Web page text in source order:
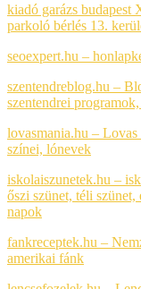
kiadó garázs
parkoló bérlés 13.
seoexpert.hu –
szentendreblog.hu –
szentendrei
lovasmania.hu –
színei, lónevek
iskolaiszunetek.hu –
őszi szünet, téli
napok
fankreceptek.hu –
amerikai fánk